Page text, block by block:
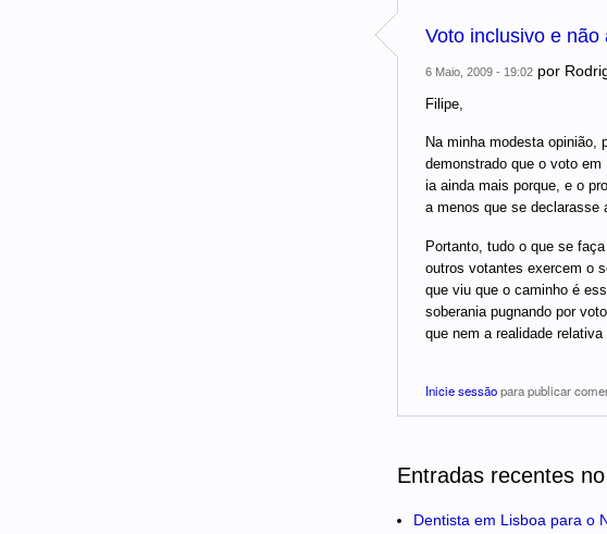
Voto inclusivo e não
6 Maio, 2009 - 19:02por
Filipe,
Na minha modesta opinião,
demonstrado que o voto
ia ainda mais porque, e o
a menos que se declarasse
Portanto, tudo o que se
outros votantes exercem o
que viu que o caminho é
soberania pugnando por
que nem a realidade
Inicie sessãopara publicar
Entradas recentes
Dentista em Lisboa para o